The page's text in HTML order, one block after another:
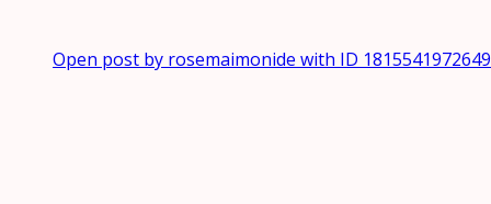
Open post by rosemaimonide with ID